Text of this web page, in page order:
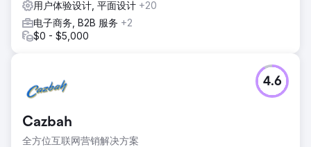
用户体验设计, 平面设计 +20
电子商务, B2B 服务 +2
$0 - $5,000
Cazbah
全方位互联网营销解决方案
4.6